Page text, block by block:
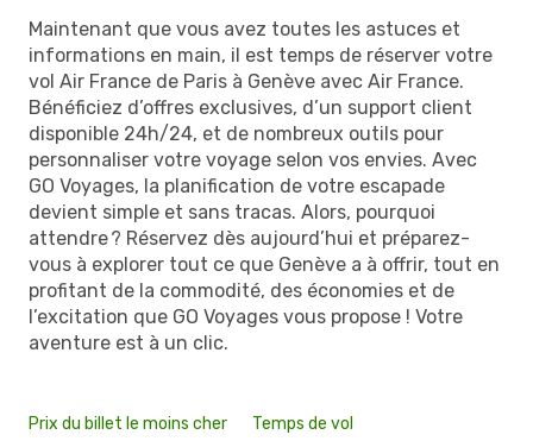
Maintenant que vous avez toutes les astuces et
informations en main, il est temps de réserver votre
vol Air France de Paris à Genève avec Air France.
Bénéficiez d’offres exclusives, d’un support client
disponible 24h/24, et de nombreux outils pour
personnaliser votre voyage selon vos envies. Avec
GO Voyages, la planification de votre escapade
devient simple et sans tracas. Alors, pourquoi
attendre ? Réservez dès aujourd’hui et préparez-
vous à explorer tout ce que Genève a à offrir, tout en
profitant de la commodité, des économies et de
l’excitation que GO Voyages vous propose ! Votre
aventure est à un clic.
Prix du billet le moins cher Temps de vol